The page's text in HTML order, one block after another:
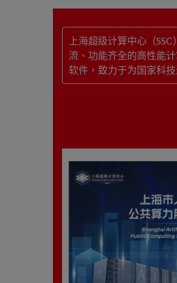
上海超级计算中心（
流、功能齐全的高性能
软件，致力于为国家科